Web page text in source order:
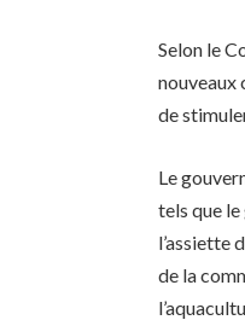
Selon le
nouveaux
de
Le
tels que
l’assiette
de la